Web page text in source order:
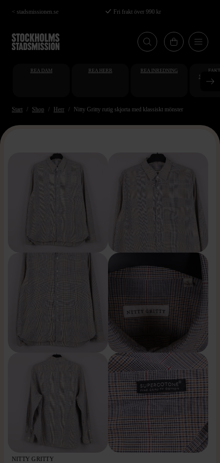
Hoppa
till
huvudinnehåll
< stadsmissionen.se Fri frakt över 990 kr
REA DAM REA HERR REA INREDNING
Start Shop Herr Nitty Gritty rutig skjorta med klassiskt mönster
NITTY GRITTY